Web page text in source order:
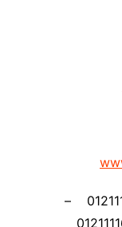
موبايل: 01211116954 – 01211116955 –